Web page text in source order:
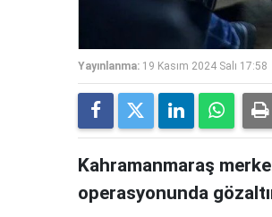
Yayınlanma: 19 Kasım 2024 Salı 17:58
Kahramanmaraş
operasyonunda